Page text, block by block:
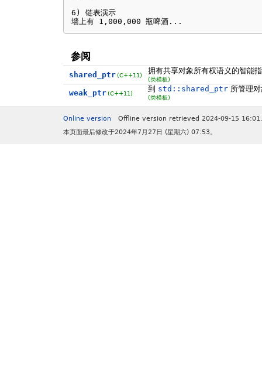
6) 链表演示
墙上有 1,000,000 瓶啤酒...
参阅
shared_ptr (C++11) 拥有共享对象所有权语义的智能
(类模板)
weak_ptr (C++11) 到 std::shared_ptr所管理对
(类模板)
Online version
Offline version retrieved 2024-09-15 16:01.
本页面最后修改于2024年7月27日 (星期六) 07:53。